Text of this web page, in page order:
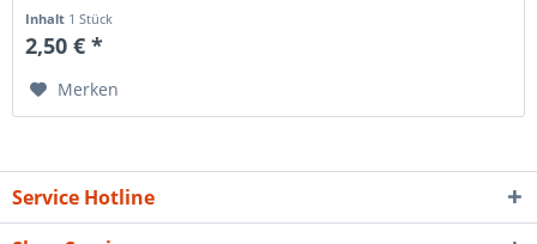
Inhalt 1 Stück
2,50 € *
Merken
Service Hotline